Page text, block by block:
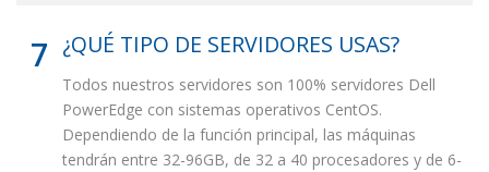
7 ¿QUÉ TIPO DE SERVIDORES USAS?
Todos nuestros servidores son 100% servidores Dell
PowerEdge con sistemas operativos CentOS.
Dependiendo de la función principal, las máquinas
tendrán entre 32-96GB, de 32 a 40 procesadores y de 6-